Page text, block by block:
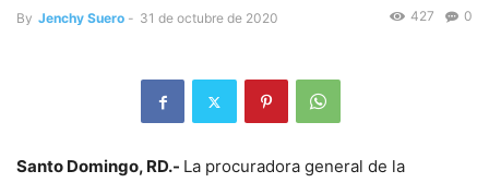
By Jenchy Suero - 31 de octubre de 2020 0
427
Santo Domingo, RD.- La procuradora general de la